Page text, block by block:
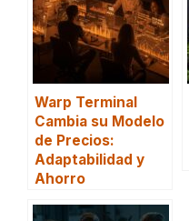
Warp Terminal
Cambia su Modelo
de Precios:
Adaptabilidad y
Ahorro